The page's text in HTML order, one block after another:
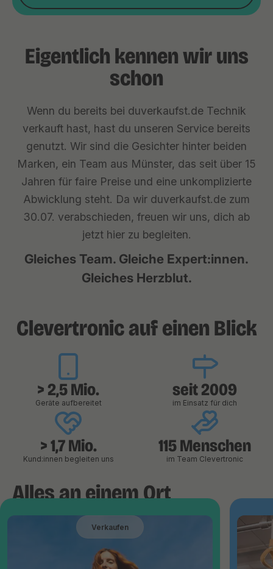
Eigentlich kennen wir uns
schon
Wenn du bereits bei duverkaufst.de Technik
verkauft hast, hast du unseren Service bereits
genutzt. Wir sind die Gesichter hinter beiden
Marken, ein Team aus Münster, das seit über 15
Jahren für faire Preise und eine unkomplizierte
Abwicklung steht. Da wir duverkaufst.de zum
30.07. verabschieden, freuen wir uns, dich ab
jetzt hier zu begleiten.
Gleiches Team. Gleiche Expert:innen.
Gleiches Herzblut.
Clevertronic auf einen Blick
> 2,5 Mio.
Geräte aufbereitet
seit 2009
im Einsatz für dich
> 1,7 Mio.
Kund:innen begleiten uns
115 Menschen
im Team Clevertronic
Alles an einem Ort
Verkaufen